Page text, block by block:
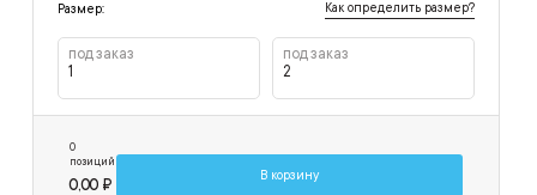
Размер: Как определить размер?
под заказ
1
под заказ
2
0
позиций
0,00 ₽
В корзину